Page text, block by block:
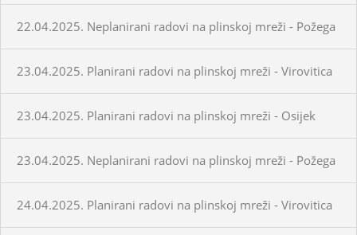
22.04.2025. Neplanirani radovi na plinskoj mreži - Požega
23.04.2025. Planirani radovi na plinskoj mreži - Virovitica
23.04.2025. Planirani radovi na plinskoj mreži - Osijek
23.04.2025. Neplanirani radovi na plinskoj mreži - Požega
24.04.2025. Planirani radovi na plinskoj mreži - Virovitica